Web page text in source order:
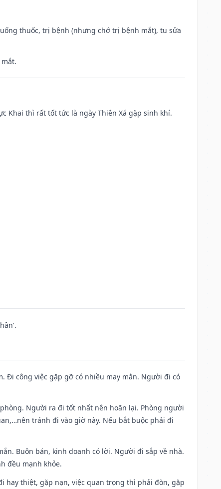
thuốc, trị bệnh (nhưng chớ trị bệnh mắt), tu sửa
Khai thì rất tốt tức là ngày Thiên Xá gặp sinh khí.
Đi công việc gặp gỡ có nhiều may mắn. Người đi có
Người ra đi tốt nhất nên hoãn lại. Phòng người
tránh đi vào giờ này. Nếu bắt buộc phải đi
Buôn bán, kinh doanh có lời. Người đi sắp về nhà.
đều mạnh khỏe.
hay thiệt, gặp nạn, việc quan trọng thì phải đòn, gặp